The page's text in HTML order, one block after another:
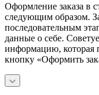
Оформление заказа в
следующим образом.
последовательным
данные о себе.
информацию, которая
кнопку «Оформить